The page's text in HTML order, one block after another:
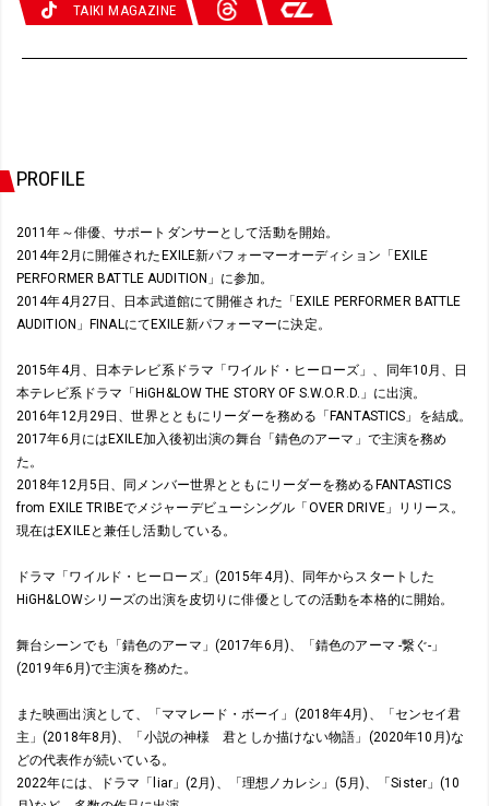
TAIKI MAGAZINE
PROFILE
2011年～俳優、サポートダンサーとして活動を開始。
2014年2月に開催されたEXILE新パフォーマーオーディション「EXILE
PERFORMER BATTLE AUDITION」に参加。
2014年4月27日、日本武道館にて開催された「EXILE PERFORMER BATTLE
AUDITION」FINALにてEXILE新パフォーマーに決定。
2015年4月、日本テレビ系ドラマ「ワイルド・ヒーローズ」、同年10月、日
本テレビ系ドラマ「HiGH&LOW THE STORY OF S.W.O.R.D.」に出演。
2016年12月29日、世界とともにリーダーを務める「FANTASTICS」を結成。
2017年6月にはEXILE加入後初出演の舞台「錆色のアーマ」で主演を務め
た。
2018年12月5日、同メンバー世界とともにリーダーを務めるFANTASTICS
from EXILE TRIBEでメジャーデビューシングル「OVER DRIVE」リリース。
現在はEXILEと兼任し活動している。
ドラマ「ワイルド・ヒーローズ」(2015年4月)、同年からスタートした
HiGH&LOWシリーズの出演を皮切りに俳優としての活動を本格的に開始。
舞台シーンでも「錆色のアーマ」(2017年6月)、「錆色のアーマ -繋ぐ-」
(2019年6月)で主演を務めた。
また映画出演として、「ママレード・ボーイ」(2018年4月)、「センセイ君
主」(2018年8月)、「小説の神様 君としか描けない物語」(2020年10月)な
どの代表作が続いている。
2022年には、ドラマ「liar」(2月)、「理想ノカレシ」(5月)、「Sister」(10